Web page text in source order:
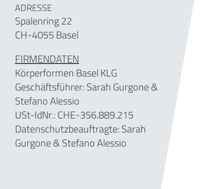
ADRESSE
Spalenring 22
CH-4055 Basel
FIRMENDATEN
Körperformen Basel KLG
Geschäftsführer: Sarah Gurgone &
Stefano Alessio
USt-IdNr.: CHE-356.889.215
Datenschutzbeauftragte: Sarah
Gurgone & Stefano Alessio